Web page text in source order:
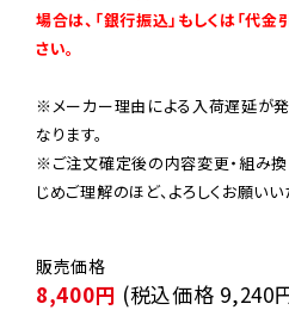
場合は、「銀行振込」もしくは「代
さい。
※メーカー理由による入荷遅延が
なります。
※ご注文確定後の内容変更・組み換
じめご理解のほど、よろしくお願いい
8,400円 (税込価格 9,240